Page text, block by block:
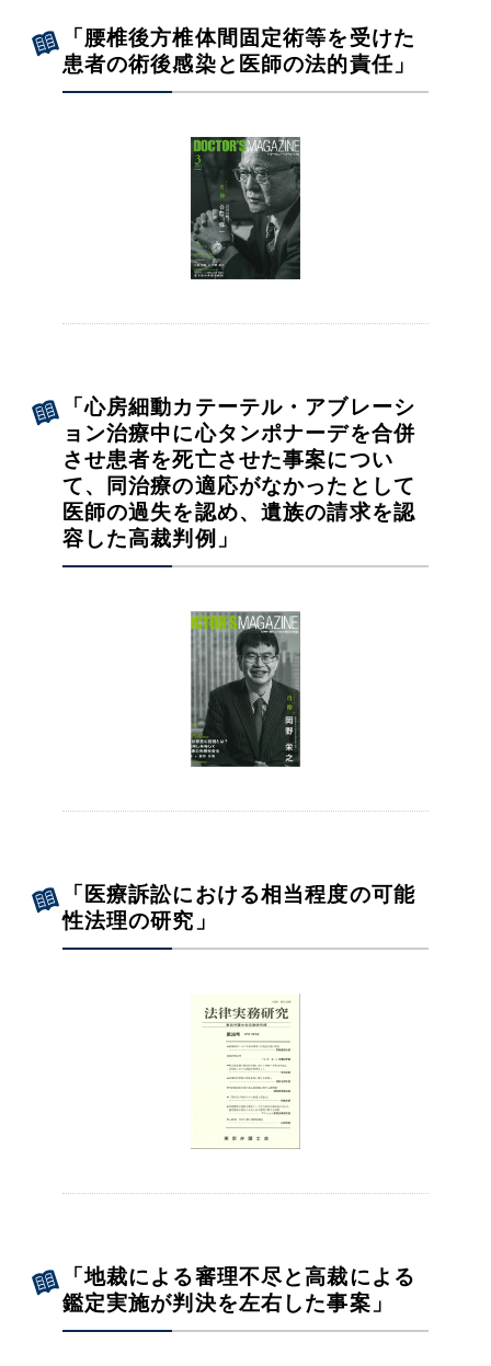
「腰椎後方椎体間固定術等を受けた
患者の術後感染と医師の法的責任」
「心房細動カテーテル・アブレーシ
ョン治療中に心タンポナーデを合併
させ患者を死亡させた事案につい
て、同治療の適応がなかったとして
医師の過失を認め、遺族の請求を認
容した高裁判例」
「医療訴訟における相当程度の可能
性法理の研究」
「地裁による審理不尽と高裁による
鑑定実施が判決を左右した事案」